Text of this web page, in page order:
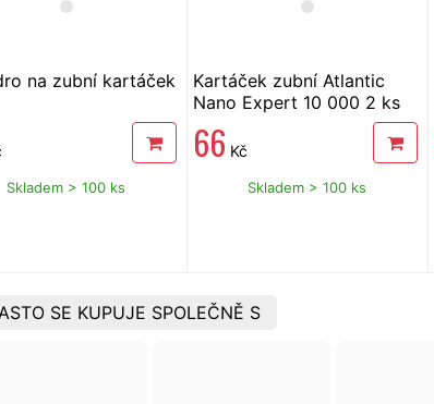
na zubní kartáček
Skladem > 100 ks
Kartáček zubní Atlantic
Nano Expert 10 000 2 ks
66 Kč
Skladem > 100 ks
SE KUPUJE SPOLEČNĚ S